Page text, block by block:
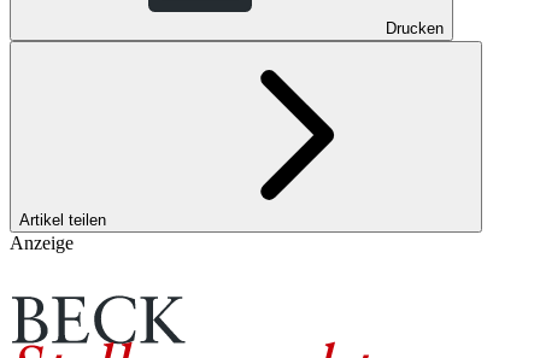
Drucken
Artikel teilen
Anzeige